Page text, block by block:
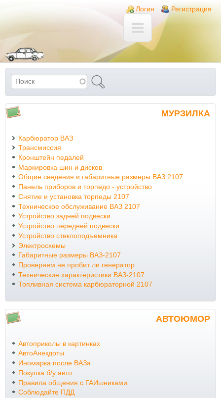
Login links
Логин Регистрация
Форма поиска
Поиск
МУРЗИЛКА
Карбюратор ВАЗ
Трансмиссия
Кронштейн педалей
Маркировка шин и дисков
Общие сведения и габаритные размеры ВАЗ 2107
Панель приборов и торпедо - устройство
Снятие и установка торпеды 2107
Техническое обслуживание ВАЗ 2107
Устройство задней подвески
Устройство передней подвески
Устройство стеклоподъемника
Электросхемы
Габаритные размеры ВАЗ-2107
Проверяем не пробит ли генератор
Технические характеристики ВАЗ-2107
Топливная система карбюраторной 2107
АВТОЮМОР
Автоприколы в картинках
АвтоАнекдоты
Иномарка после ВАЗа
Покупка б/у авто
Правила общения с ГАИшниками
Соблюдайте ПДД